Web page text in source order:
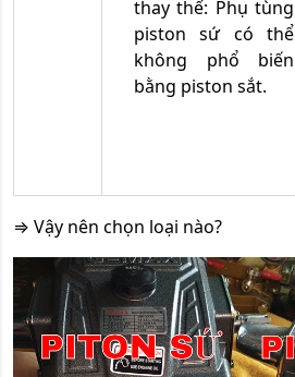
thay thế: Phụ tùng
piston sứ có thể
không phổ biến
bằng piston sắt.
⇒ Vậy nên chọn loại nào?